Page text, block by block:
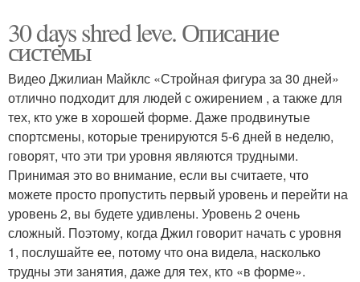
30 days shred leve. Описание
системы
Видео Джилиан Майклс «Стройная фигура за 30 дней»
отлично подходит для людей с ожирением , а также для
тех, кто уже в хорошей форме. Даже продвинутые
спортсмены, которые тренируются 5-6 дней в неделю,
говорят, что эти три уровня являются трудными.
Принимая это во внимание, если вы считаете, что
можете просто пропустить первый уровень и перейти на
уровень 2, вы будете удивлены. Уровень 2 очень
сложный. Поэтому, когда Джил говорит начать с уровня
1, послушайте ее, потому что она видела, насколько
трудны эти занятия, даже для тех, кто «в форме».